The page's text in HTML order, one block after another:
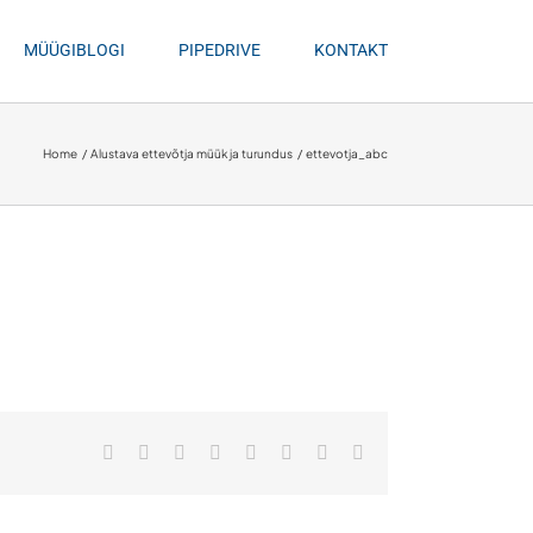
MÜÜGIBLOGI PIPEDRIVE KONTAKT
Home Alustava ettevõtja müük ja turundus ettevotja_abc
Facebook Reddit LinkedIn
TumblrPinterest